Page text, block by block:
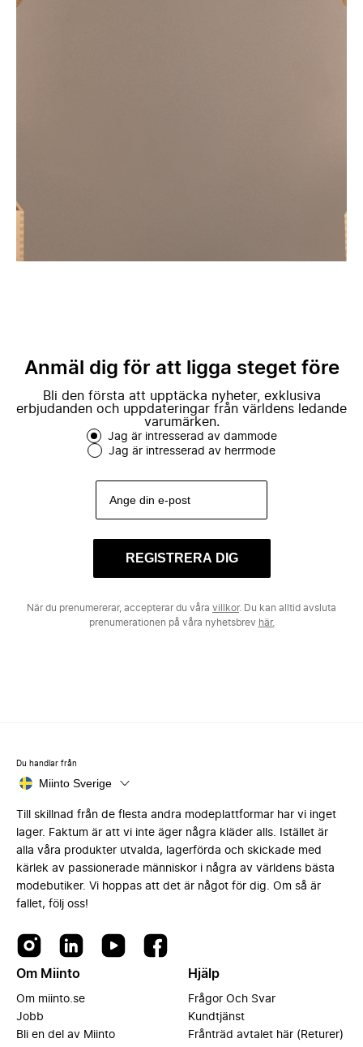
Anmäl dig för att ligga steget före
Bli den första att upptäcka nyheter, exklusiva
erbjudanden och uppdateringar från världens ledande
varumärken.
Jag är intresserad av dammode
Jag är intresserad av herrmode
REGISTRERA DIG
När du prenumererar, accepterar du våra villkor. Du kan alltid avsluta
prenumerationen på våra nyhetsbrev här.
Du handlar från
Miinto Sverige
Till skillnad från de flesta andra modeplattformar har vi inget
lager. Faktum är att vi inte äger några kläder alls. Istället är
alla våra produkter utvalda, lagerförda och skickade med
kärlek av passionerade människor i några av världens bästa
modebutiker. Vi hoppas att det är något för dig. Om så är
fallet, följ oss!
Om Miinto
Om miinto.se
Jobb
Bli en del av Miinto
Hjälp
Frågor Och Svar
Kundtjänst
Frånträd avtalet här (Returer)